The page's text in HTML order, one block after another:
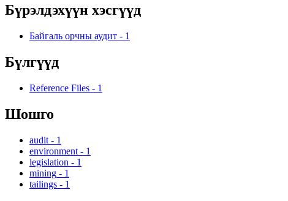
Бүрэлдэхүүн хэсгүүд
Байгаль орчны аудит - 1
Бүлгүүд
Reference Files - 1
Шошго
audit - 1
environment - 1
legislation - 1
mining - 1
tailings - 1